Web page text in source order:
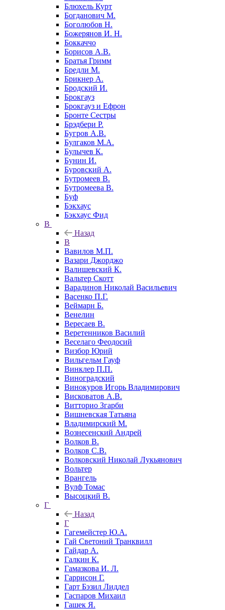
Блюхель Курт
Богданович М.
Боголюбов Н.
Божерянов И. Н.
Боккаччо
Борисов А.В.
Братья Гримм
Бредли М.
Брикнер А.
Бродский И.
Брокгауз
Брокгауз и Ефрон
Бронте Сестры
Брэдбери Р.
Бугров А.В.
Булгаков М.А.
Булычев К.
Бунин И.
Буровский А.
Бутромеев В.
Бутромеева В.
Буф
Бэкхаус
Бэкхаус Фид
В
Назад
В
Вавилов М.П.
Вазари Джорджо
Валишевский К.
Вальтер Скотт
Варадинов Николай Васильевич
Васенко П.Г.
Веймарн Б.
Венелин
Вересаев В.
Веретенников Василий
Веселаго Феодосий
Визбор Юрий
Вильгельм Гауф
Винклер П.П.
Виноградский
Винокуров Игорь Владимирович
Висковатов А.В.
Витторио Згарби
Вишневская Татьяна
Владимирский М.
Вознесенский Андрей
Волков В.
Волков С.В.
Волковский Николай Лукьянович
Вольтер
Врангель
Вулф Томас
Высоцкий В.
Г
Назад
Г
Гагемейстер Ю.А.
Гай Светоний Транквилл
Гайдар А.
Галкин К.
Гамазкова И. Л.
Гаррисон Г.
Гарт Бэзил Лиддел
Гаспаров Михаил
Гашек Я.